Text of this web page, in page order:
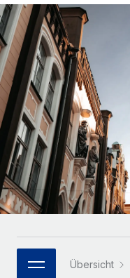
Globales
Freelancer:innen
PEO
Auslagern von
INFRASTRUKTUR
Remote
Nahtlose
Plattform
Integrierte HR-
MCP
WACHSTUMSPHASE
Startups
Agile HR- und
Unternehmen
Mittelstand
vergrößern
Enterprise
Globale HR für
PARTNER WERDEN
Informationen zu
LERNEN MIT REMOTE
Forschung und
Fallstudien
HR-Glossar
Bibliothek für
Nederlands
Français
Deutsch
Español
Italiano
Português (Portugal)
한국어 Übersicht